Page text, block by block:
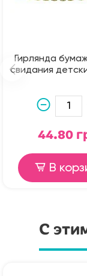
Гирлянда
свидания
44.80
В
С